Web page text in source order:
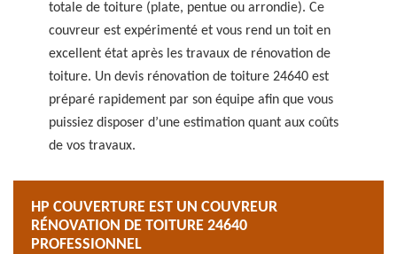
totale de toiture (plate, pentue ou arrondie). Ce
couvreur est expérimenté et vous rend un toit en
excellent état après les travaux de rénovation de
toiture. Un devis rénovation de toiture 24640 est
préparé rapidement par son équipe afin que vous
puissiez disposer d’une estimation quant aux coûts
de vos travaux.
HP COUVERTURE EST UN COUVREUR
RÉNOVATION DE TOITURE 24640
PROFESSIONNEL